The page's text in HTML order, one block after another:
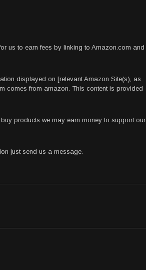
us to earn fees by linking to Amazon.com and
displayed on [relevant Amazon Site(s), as
comes from amazon. This content is provided
products we may earn money to support our
just send us a message.